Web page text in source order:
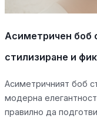
Асиметричен боб
стилизиране и
Асиметричният боб
модерна
правилно да